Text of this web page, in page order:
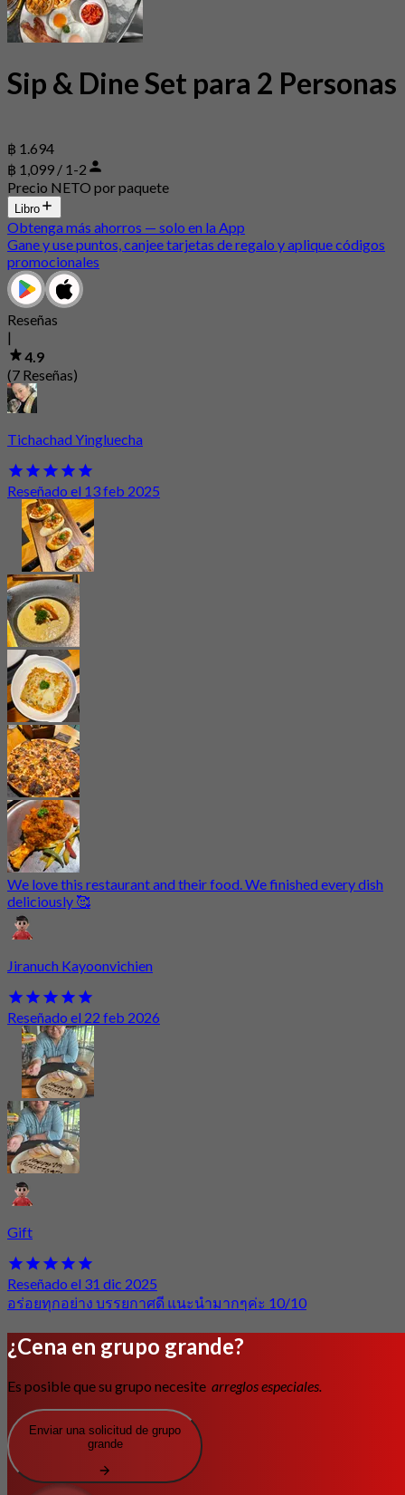
Sip & Dine Set para 2 Personas
฿ 1.694
฿ 1,099 / 1-2
Precio NETO por paquete
Libro
Obtenga más ahorros — solo en la App
Gane y use puntos, canjee tarjetas de regalo y aplique códigos
promocionales
Reseñas
|
4.9
(7 Reseñas)
Tichachad Yingluecha
Reseñado el 13 feb 2025
We love this restaurant and their food. We finished every dish
deliciously 🥰
Jiranuch Kayoonvichien
Reseñado el 22 feb 2026
Gift
Reseñado el 31 dic 2025
อร่อยทุกอย่าง บรรยกาศดี แนะนำมากๆค่ะ 10/10
¿Cena en grupo grande?
Es posible que su grupo necesite arreglos especiales.
Enviar una solicitud de grupo
grande